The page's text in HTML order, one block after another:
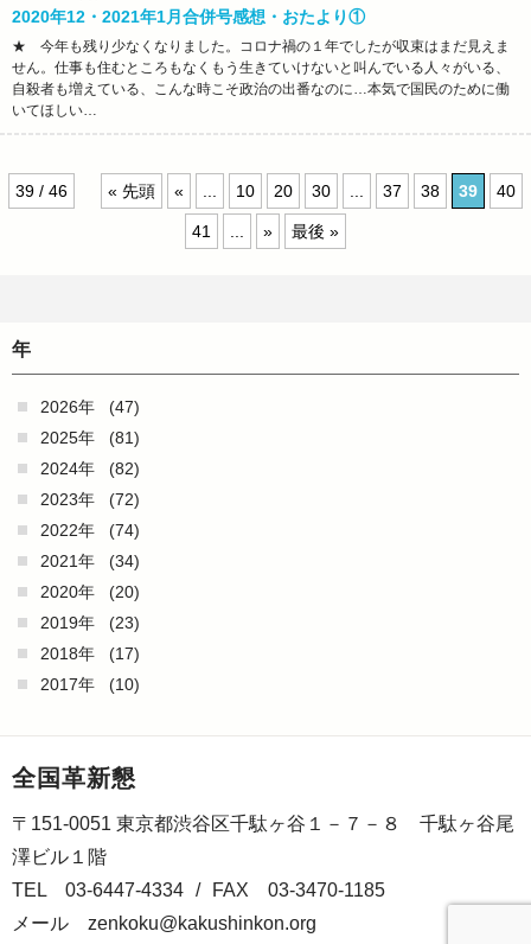
2020年12・2021年1月合併号感想・おたより①
★ 今年も残り少なくなりました。コロナ禍の１年でしたが収束はまだ見えま
せん。仕事も住むところもなくもう生きていけないと叫んでいる人々がいる、
自殺者も増えている、こんな時こそ政治の出番なのに…本気で国民のために働
いてほしい…
39 / 46 « 先頭 « 10 20 30 37 38 39 40
41 » 最後 »
年
2026年
(47)
2025年
(81)
2024年
(82)
2023年
(72)
2022年
(74)
2021年
(34)
2020年
(20)
2019年
(23)
2018年
(17)
2017年
(10)
全国革新懇
〒151-0051 東京都渋谷区千駄ヶ谷１－７－８ 千駄ヶ谷尾
澤ビル１階
TEL 03-6447-4334 /
FAX 03-3470-1185
メール zenkoku@kakushinkon.org